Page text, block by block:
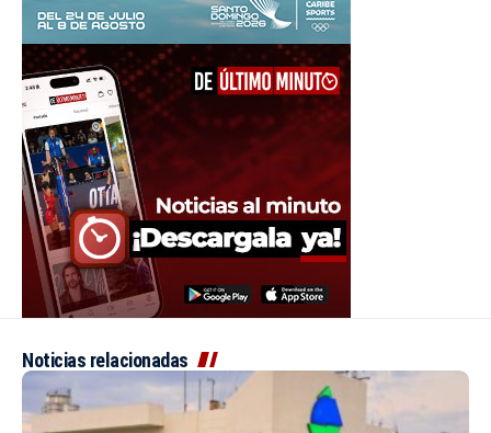
Noticias relacionadas